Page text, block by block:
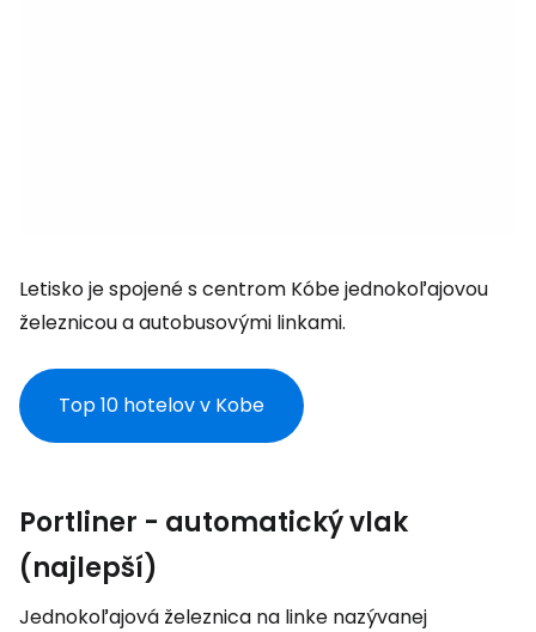
Letisko je spojené s centrom Kóbe jednokoľajovou
železnicou a autobusovými linkami.
Top 10 hotelov v Kobe
Portliner - automatický vlak
(najlepší)
Jednokoľajová železnica na linke nazývanej